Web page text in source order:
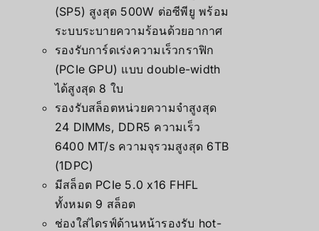
(SP5) สูงสุด 500W ต่อซีพียู พร้อม
ระบบระบายความร้อนด้วยอากาศ
รองรับการ์ดเร่งความเร็วกราฟิก
(PCIe GPU) แบบ double-width
ได้สูงสุด 8 ใบ
รองรับสล็อตหน่วยความจำสูงสุด
24 DIMMs, DDR5 ความเร็ว
6400 MT/s ความจุรวมสูงสุด 6TB
(1DPC)
มีสล็อต PCIe 5.0 x16 FHFL
ทั้งหมด 9 สล็อต
ช่องใส่ไดรฟ์ด้านหน้ารองรับ hot-